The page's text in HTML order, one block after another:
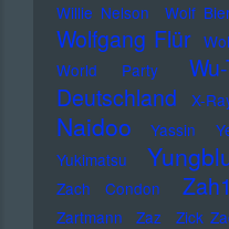
Willie Nelson
Wolf
Wolfgang Flür
World Party
Deutschland
X-
Naidoo
Yassin
Yukimatsu
Zach Condon
Zartmann
Zaz Zick